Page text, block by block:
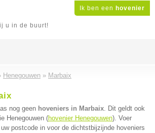
Ik ben een hovenier
u in de buurt!
Henegouwen » Marbaix
nog geen hoveniers in Marbaix. Dit geldt ook
Henegouwen (hovenier Henegouwen). Voer
postcode in voor de dichtstbijzijnde hoveniers